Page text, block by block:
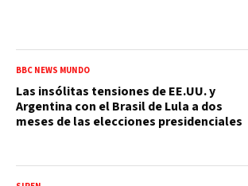
BBC NEWS MUNDO
Las insólitas tensiones de EE.UU. y
Argentina con el Brasil de Lula a dos
meses de las elecciones presidenciales